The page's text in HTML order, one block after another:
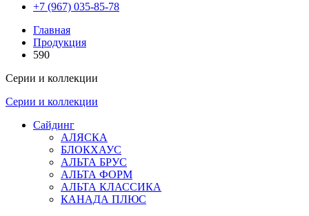
+7 (967) 035-85-78
Главная
Продукция
590
Серии и коллекции
Серии и коллекции
Сайдинг
АЛЯСКА
БЛОКХАУС
АЛЬТА БРУС
АЛЬТА ФОРМ
АЛЬТА КЛАССИКА
КАНАДА ПЛЮС